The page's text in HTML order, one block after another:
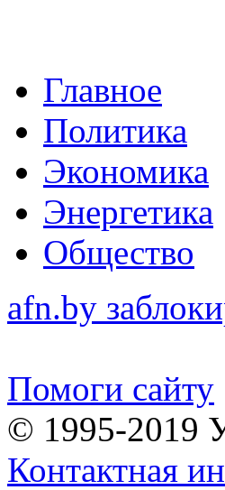
Главное
Политика
Экономика
Энергетика
Общество
afn.by
Помоги сайту
© 1995-2019
Контактная